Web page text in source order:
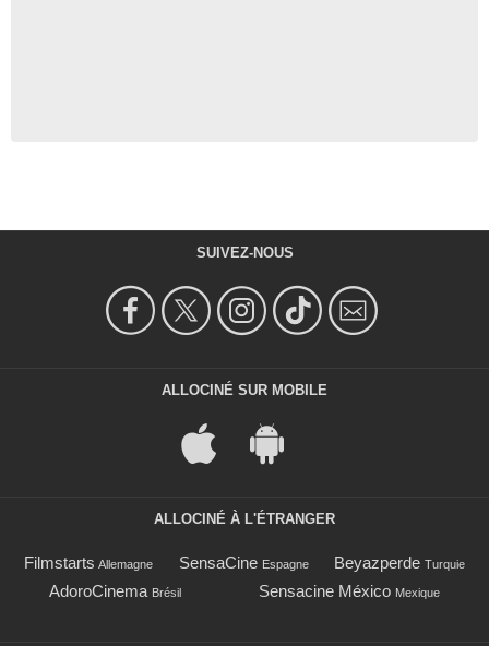
SUIVEZ-NOUS
ALLOCINÉ SUR MOBILE
ALLOCINÉ À L'ÉTRANGER
Filmstarts Allemagne SensaCine Espagne Beyazperde Turquie
AdoroCinema Brésil Sensacine México Mexique